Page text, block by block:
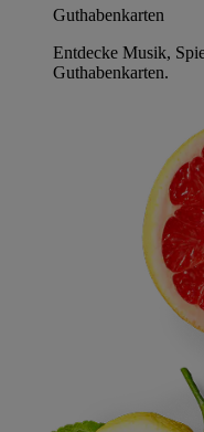
Guthabenkarten
Entdecke Musik,
Guthabenkarten.